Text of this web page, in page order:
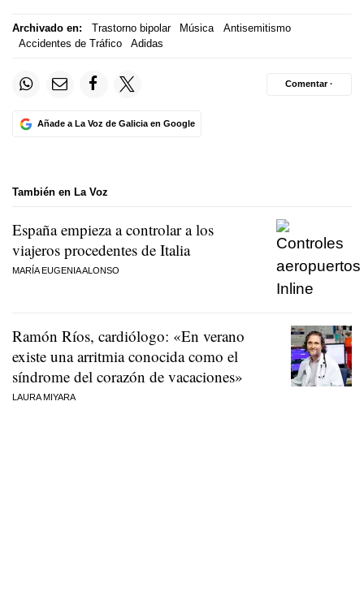
Archivado en: Trastorno bipolar Música
Antisemitismo
Accidentes de Tráfico
Adidas
Añade a La Voz de Galicia en Google
Comentar ·
También en La Voz
España empieza a controlar a los
viajeros procedentes de Italia
MARÍA EUGENIA ALONSO
Ramón Ríos, cardiólogo: «En verano
existe una arritmia conocida como el
síndrome del corazón de vacaciones»
LAURA MIYARA